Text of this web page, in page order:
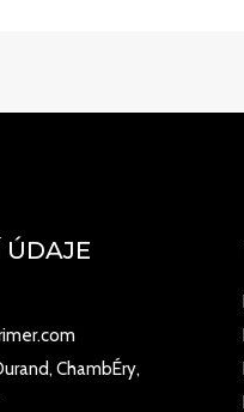
ÚDAJE
ChambÉry,